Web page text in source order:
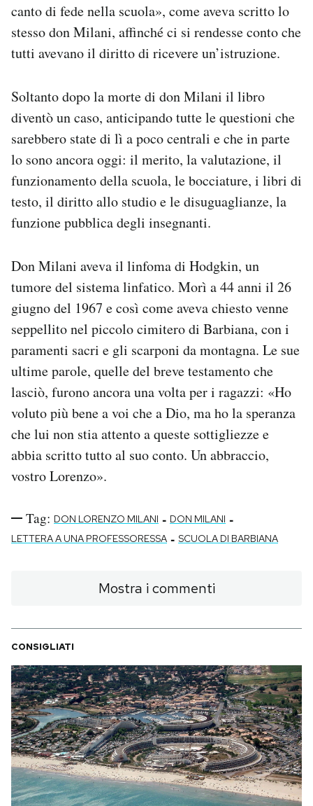
canto di fede nella scuola», come aveva scritto lo
stesso don Milani, affinché ci si rendesse conto che
tutti avevano il diritto di ricevere un’istruzione.
Soltanto dopo la morte di don Milani il libro
diventò un caso, anticipando tutte le questioni che
sarebbero state di lì a poco centrali e che in parte
lo sono ancora oggi: il merito, la valutazione, il
funzionamento della scuola, le bocciature, i libri di
testo, il diritto allo studio e le disuguaglianze, la
funzione pubblica degli insegnanti.
Don Milani aveva il linfoma di Hodgkin, un
tumore del sistema linfatico. Morì a 44 anni il 26
giugno del 1967 e così come aveva chiesto venne
seppellito nel piccolo cimitero di Barbiana, con i
paramenti sacri e gli scarponi da montagna. Le sue
ultime parole, quelle del breve testamento che
lasciò, furono ancora una volta per i ragazzi: «Ho
voluto più bene a voi che a Dio, ma ho la speranza
che lui non stia attento a queste sottigliezze e
abbia scritto tutto al suo conto. Un abbraccio,
vostro Lorenzo».
Tag: DON LORENZO MILANI - DON MILANI -
LETTERA A UNA PROFESSORESSA - SCUOLA DI BARBIANA
Mostra i commenti
CONSIGLIATI